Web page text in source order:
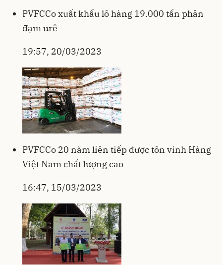
PVFCCo xuất khẩu lô hàng 19.000 tấn phân
đạm urê
19:57, 20/03/2023
PVFCCo 20 năm liên tiếp được tôn vinh Hàng
Việt Nam chất lượng cao
16:47, 15/03/2023